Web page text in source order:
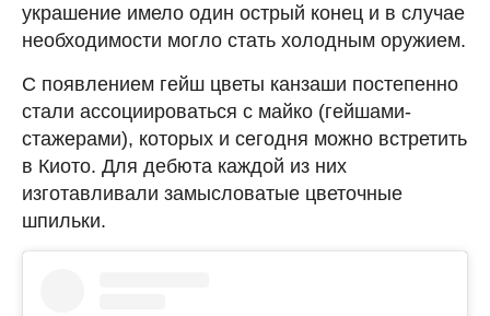
украшение имело один острый конец и в случае
необходимости могло стать холодным оружием.
С появлением гейш цветы канзаши постепенно
стали ассоциироваться с майко (гейшами-
стажерами), которых и сегодня можно встретить
в Киото. Для дебюта каждой из них
изготавливали замысловатые цветочные
шпильки.